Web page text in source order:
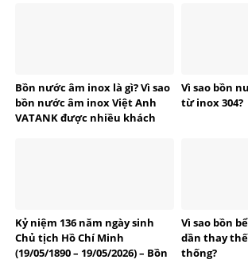
Bồn nước âm inox là gì? Vì sao
bồn nước âm inox Việt Anh
VATANK được nhiều khách
Vì sao bồn
từ inox 304?
Kỷ niệm 136 năm ngày sinh
Chủ tịch Hồ Chí Minh
(19/05/1890 – 19/05/2026) – Bồn
Vì sao bồn
dần thay
thống?